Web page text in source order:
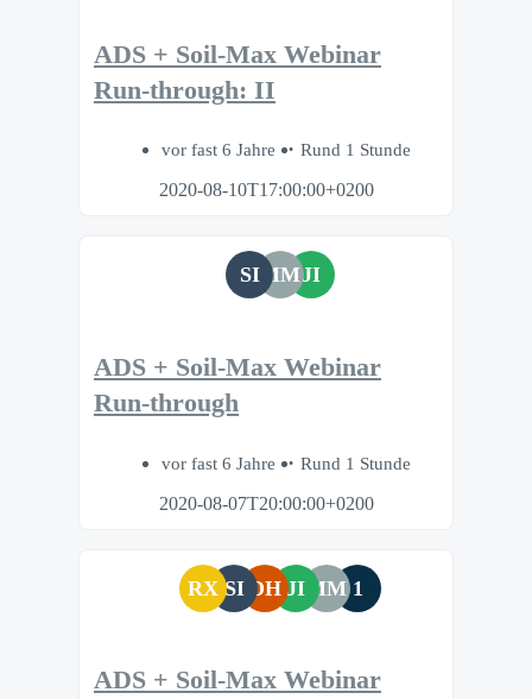
ADS + Soil-Max Webinar
Run-through: II
vor fast 6 Jahre
Rund 1 Stunde
2020-08-10T17:00:00+0200
SI MMJI
ADS + Soil-Max Webinar
Run-through
vor fast 6 Jahre
Rund 1 Stunde
2020-08-07T20:00:00+0200
RX SI DH JI MM 1
ADS + Soil-Max Webinar